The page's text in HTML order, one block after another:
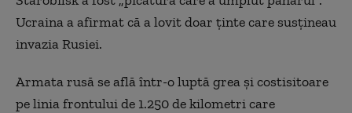
Ucraina a afirmat că a lovit doar ținte care susțineau
invazia Rusiei.
Armata rusă se află într-o luptă grea și costisitoare
pe linia frontului de 1.250 de kilometri care